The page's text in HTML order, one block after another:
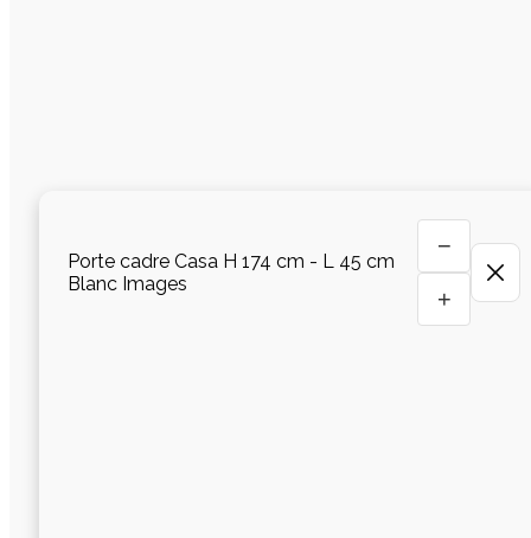
Porte cadre Casa H 174 cm - L 45 cm
Blanc Images
−
+